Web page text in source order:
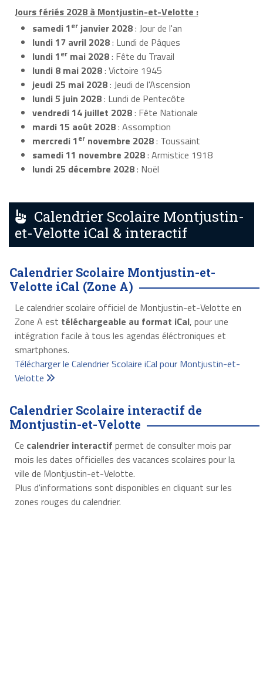
Jours fériés 2028 à Montjustin-et-Velotte :
samedi 1er janvier 2028: Jour de l'an
lundi 17 avril 2028: Lundi de Pâques
lundi 1er mai 2028: Fête du Travail
lundi 8 mai 2028: Victoire 1945
jeudi 25 mai 2028: Jeudi de l'Ascension
lundi 5 juin 2028: Lundi de Pentecôte
vendredi 14 juillet 2028: Fête Nationale
mardi 15 août 2028: Assomption
mercredi 1er novembre 2028: Toussaint
samedi 11 novembre 2028: Armistice 1918
lundi 25 décembre 2028: Noël
Calendrier Scolaire Montjustin-
et-Velotte iCal & interactif
Calendrier Scolaire Montjustin-et-
Velotte iCal (Zone A)
Le calendrier scolaire officiel de Montjustin-et-Velotte en
Zone A est téléchargeable au format iCal, pour une
intégration facile à tous les agendas éléctroniques et
smartphones.
Télécharger le Calendrier Scolaire iCal pour Montjustin-et-
Velotte
Calendrier Scolaire interactif de
Montjustin-et-Velotte
Ce calendrier interactif permet de consulter mois par
mois les dates officielles des vacances scolaires pour la
ville de Montjustin-et-Velotte.
Plus d'informations sont disponibles en cliquant sur les
zones rouges du calendrier.